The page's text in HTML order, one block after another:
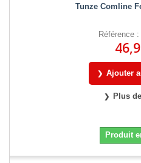
Tunze Comline
Référence
Ajouter
Plus
Produit